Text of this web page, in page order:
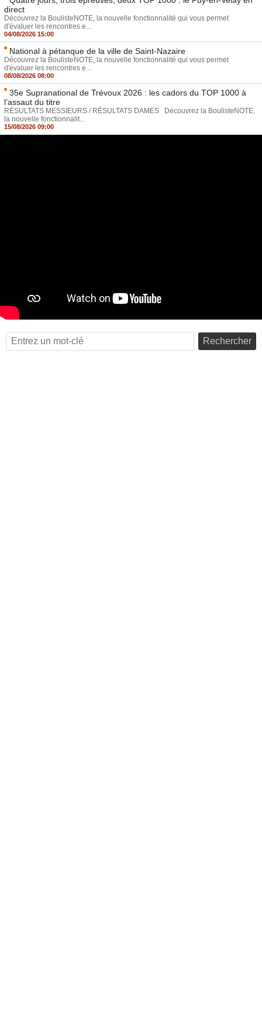
direct
Découvrez la BoulisteNOTE, la nouvelle fonctionnalité qui vous permet
d'évaluer les rencontres e...
04/08/2026 15:00
National à pétanque de la ville de Saint-Nazaire
Découvrez la BoulisteNOTE, la nouvelle fonctionnalité qui vous permet
d'évaluer les rencontres e...
08/08/2026 08:00
35e Supranational de Trévoux 2026 : les cadors du TOP 1000 à
l’assaut du titre
RÉSULTATS MESSIEURS / RÉSULTATS DAMES Découvrez la BoulisteNOTE,
la nouvelle fonctionnalit...
15/08/2026 09:00
Rechercher